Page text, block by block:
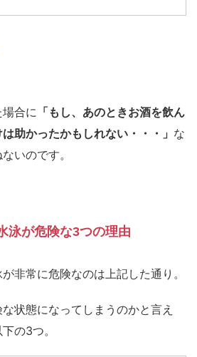
合に 「もし、あのときお酒を飲ん
助かったかもしれない・・・」 な
いのです。
泳が危険な3つの理由
非常に危険なのは上記した通り。
状態になってしまうのかと言え
の3つ。